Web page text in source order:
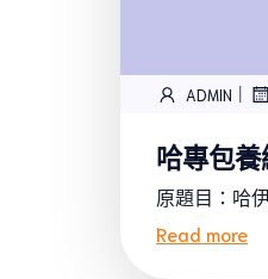
ADMIN |
哈專包
原題目：哈
Read more